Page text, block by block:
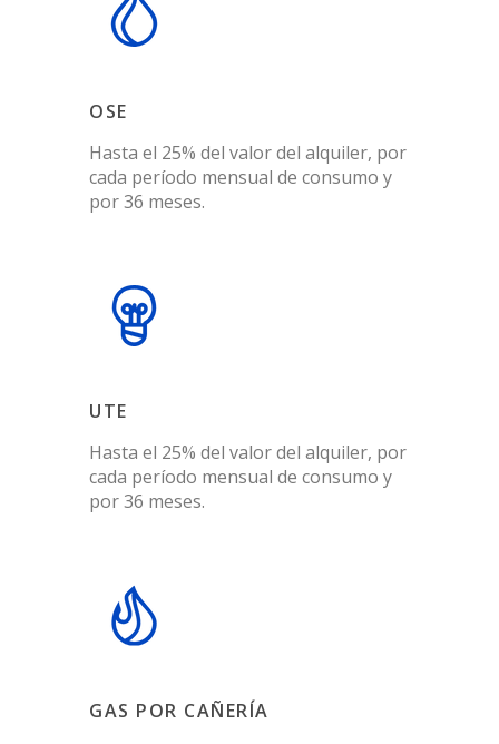
OSE
Hasta el 25% del valor del alquiler, por
cada período mensual de consumo y
por 36 meses.
UTE
Hasta el 25% del valor del alquiler, por
cada período mensual de consumo y
por 36 meses.
GAS POR CAÑERÍA